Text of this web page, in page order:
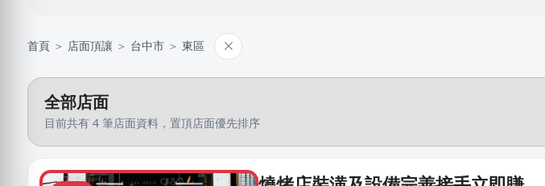
首頁 ＞ 店面頂讓 ＞ 台中市 ＞ 東區
全部店面
目前共有 4 筆店面資料，置頂店面優先排序